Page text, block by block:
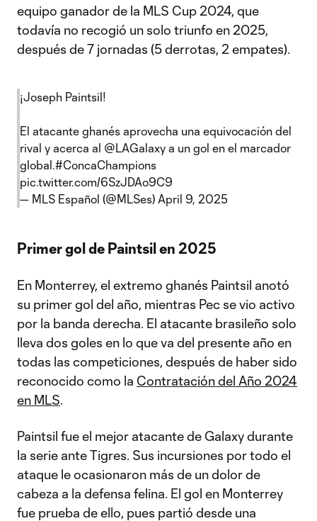
equipo ganador de la MLS Cup 2024, que
todavía no recogió un solo triunfo en 2025,
después de 7 jornadas (5 derrotas, 2 empates).
¡Joseph Paintsil!
El atacante ghanés aprovecha una equivocación del
rival y acerca al @LAGalaxy a un gol en el marcador
global.#ConcaChampions
pic.twitter.com/6SzJDAo9C9
— MLS Español (@MLSes) April 9, 2025
Primer gol de Paintsil en 2025
En Monterrey, el extremo ghanés Paintsil anotó
su primer gol del año, mientras Pec se vio activo
por la banda derecha. El atacante brasileño solo
lleva dos goles en lo que va del presente año en
todas las competiciones, después de haber sido
reconocido como la Contratación del Año 2024
en MLS.
Paintsil fue el mejor atacante de Galaxy durante
la serie ante Tigres. Sus incursiones por todo el
ataque le ocasionaron más de un dolor de
cabeza a la defensa felina. El gol en Monterrey
fue prueba de ello, pues partió desde una